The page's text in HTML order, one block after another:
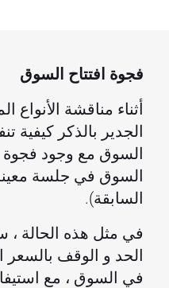
فجوة افتتاح السوق
أثناء مناقشة الأنواع
الجدير بالذكر كيفية
السوق مع وجود فجوة
السوق في جلسة
السابقة).
في مثل هذه الحالة ،
الحد و الوقف بالسعر
في السوق ، مع